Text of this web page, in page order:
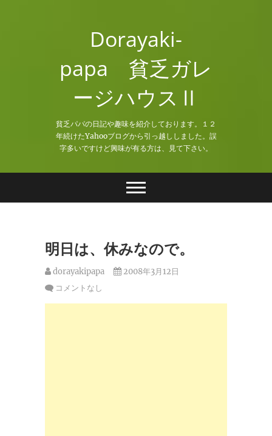
Dorayaki-
papa 貧乏ガレ
ージハウスⅡ
貧乏パパの日記や趣味を紹介しております。１２
年続けたYahooブログから引っ越ししました。誤
字多いですけど興味が有る方は、見て下さい。
明日は、休みなので。
dorayakipapa
2008年3月12日
コメントなし